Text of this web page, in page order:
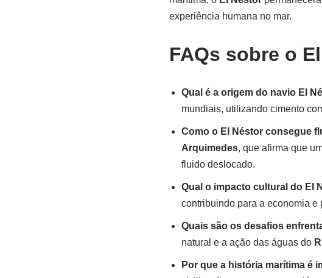
experiência humana no mar.
FAQs sobre o
Qual é a origem do navio El
mundiais, utilizando cimento
Como o El Néstor consegue
Arquimedes, que afirma que
fluido deslocado.
Qual o impacto cultural do El
contribuindo para a economia e
Quais são os desafios
natural e a ação das águas do
Por que a história marítima é